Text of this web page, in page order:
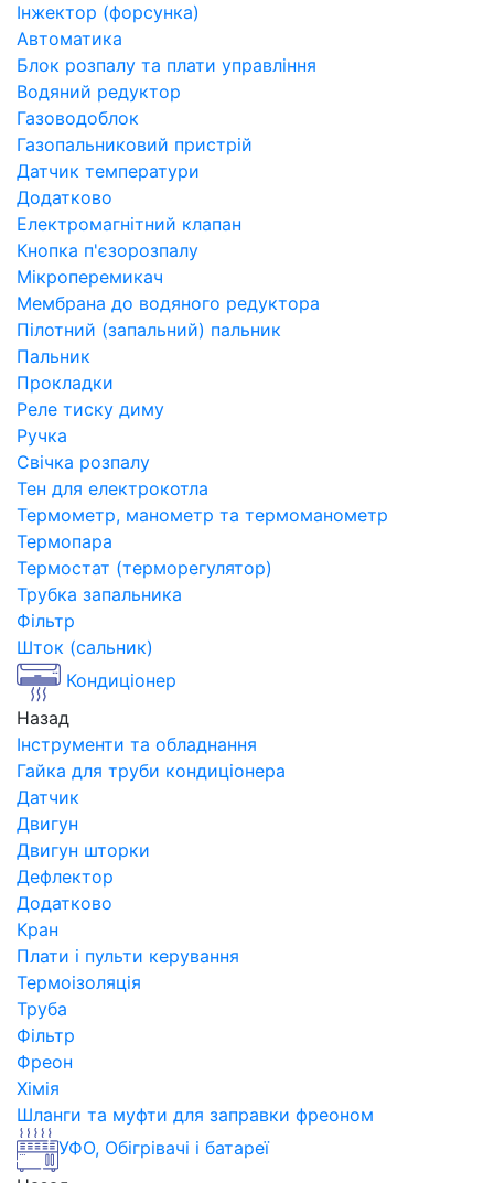
Інжектор (форсунка)
Автоматика
Блок розпалу та плати управління
Водяний редуктор
Газоводоблок
Газопальниковий пристрій
Датчик температури
Додатково
Електромагнітний клапан
Кнопка п'єзорозпалу
Мікроперемикач
Мембрана до водяного редуктора
Пілотний (запальний) пальник
Пальник
Прокладки
Реле тиску диму
Ручка
Свічка розпалу
Тен для електрокотла
Термометр, манометр та термоманометр
Термопара
Термостат (терморегулятор)
Трубка запальника
Фільтр
Шток (сальник)
Кондиціонер
Назад
Інструменти та обладнання
Гайка для труби кондиціонера
Датчик
Двигун
Двигун шторки
Дефлектор
Додатково
Кран
Плати і пульти керування
Термоізоляція
Труба
Фільтр
Фреон
Хімія
Шланги та муфти для заправки фреоном
УФО, Обігрівачі і батареї